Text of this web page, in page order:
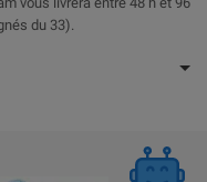
du 33).